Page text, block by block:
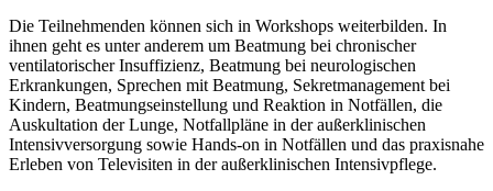
Die Teilnehmenden können sich in Workshops weiterbilden. In
ihnen geht es unter anderem um Beatmung bei chronischer
ventilatorischer Insuffizienz, Beatmung bei neurologischen
Erkrankungen, Sprechen mit Beatmung, Sekretmanagement bei
Kindern, Beatmungseinstellung und Reaktion in Notfällen, die
Auskultation der Lunge, Notfallpläne in der außerklinischen
Intensivversorgung sowie Hands-on in Notfällen und das praxisnahe
Erleben von Televisiten in der außerklinischen Intensivpflege.